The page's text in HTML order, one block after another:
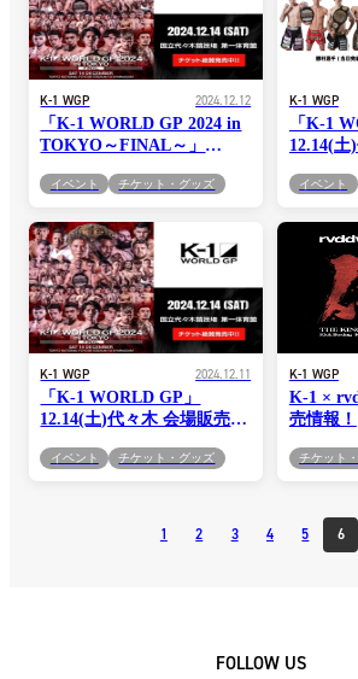
K-1 WGP 2024.12.12
「K-1 WORLD GP 2024 in
TOKYO～FINAL～」
イベント チケット・グッズ
K-1 WGP
「K-1
12.14(土
イベント
K-1 WGP 2024.12.11
「K-1 WORLD GP」
12.14(土)代々木 会場販売グ
イベント チケット・グッズ
K-1 WGP
K-1 ×
売情報！
チケット
1 2 3 4 5 6
FOLLOW US